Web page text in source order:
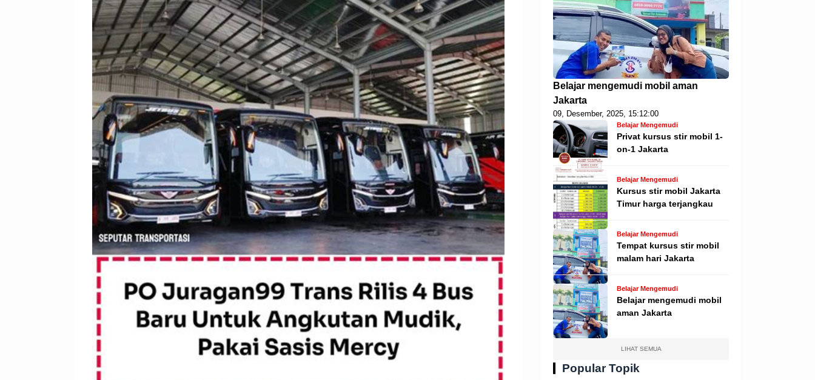
Belajar mengemudi mobil aman
Jakarta
09, Desember, 2025, 15:12:00
Belajar Mengemudi
Privat kursus stir mobil 1-
on-1 Jakarta
Belajar Mengemudi
Kursus stir mobil Jakarta
Timur harga terjangkau
Belajar Mengemudi
Tempat kursus stir mobil
malam hari Jakarta
Belajar Mengemudi
Belajar mengemudi mobil
aman Jakarta
LIHAT SEMUA
Popular Topik